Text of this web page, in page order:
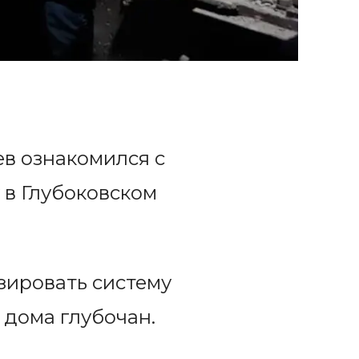
ознакомился с
Глубоковском
систему
глубочан.